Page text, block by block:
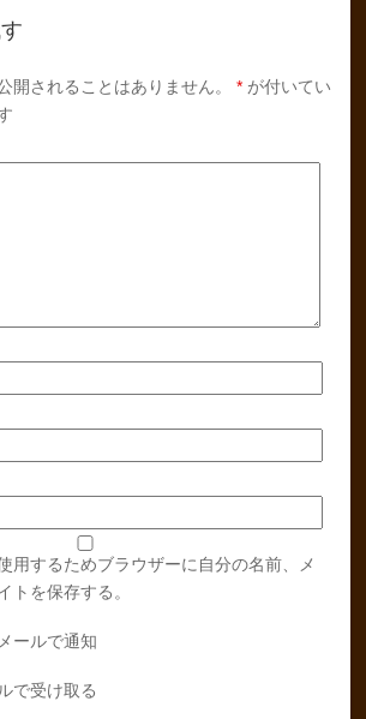
開されることはありません。 * が付いてい
用するためブラウザーに自分の名前、メ
トを保存する。
ールで通知
で受け取る